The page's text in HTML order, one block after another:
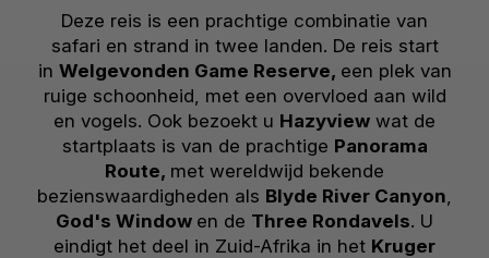
Deze reis is een prachtige combinatie van
safari en strand in twee landen. De reis start
in Welgevonden Game Reserve, een plek van
ruige schoonheid, met een overvloed aan wild
en vogels. Ook bezoekt u Hazyview wat de
startplaats is van de prachtige Panorama
Route, met wereldwijd bekende
bezienswaardigheden als Blyde River Canyon,
God's Window en de Three Rondavels. U
eindigt het deel in Zuid-Afrika in het Kruger